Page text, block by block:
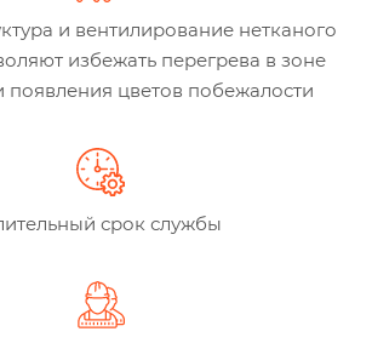
и вентилирование нетканого
избежать перегрева в зоне
цветов побежалости
срок службы